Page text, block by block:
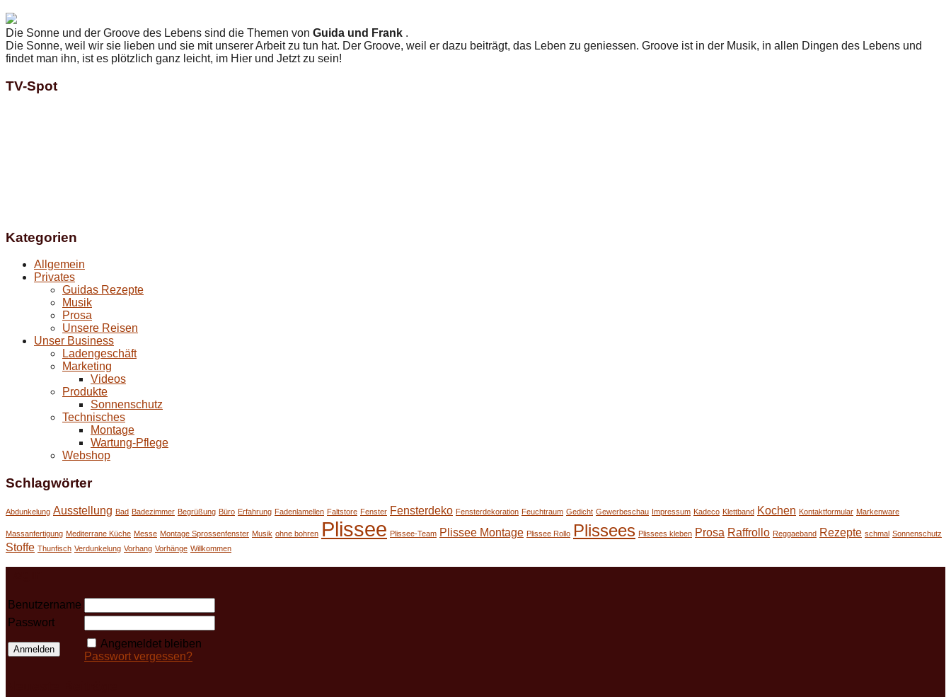
Die Sonne und der Groove des Lebens sind die Themen von Guida und Frank .
Die Sonne, weil wir sie lieben und sie mit unserer Arbeit zu tun hat. Der Groove, weil er dazu beiträgt, das Leben zu geniessen. Groove ist in der Musik, in allen Dingen des Lebens und
findet man ihn, ist es plötzlich ganz leicht, im Hier und Jetzt zu sein!
TV-Spot
Kategorien
Allgemein
Privates
Guidas Rezepte
Musik
Prosa
Unsere Reisen
Unser Business
Ladengeschäft
Marketing
Videos
Produkte
Sonnenschutz
Technisches
Montage
Wartung-Pflege
Webshop
Schlagwörter
Abdunkelung Ausstellung Bad Badezimmer Begrüßung Büro Erfahrung Fadenlamellen Faltstore Fenster Fensterdeko Fensterdekoration Feuchtraum Gedicht Gewerbeschau Impressum Kadeco Klettband Kochen Kontaktformular Markenware
Massanfertigung Mediterrane Küche Messe Montage Sprossenfenster Musik ohne bohren Plissee Plissee-Team Plissee Montage Plissee Rollo Plissees Plissees kleben Prosa Raffrollo Reggaeband Rezepte schmal Sonnenschutz
Stoffe Thunfisch Verdunkelung Vorhang Vorhänge Willkommen
Benutzername
Passwort
Angemeldet bleiben
Passwort vergessen?